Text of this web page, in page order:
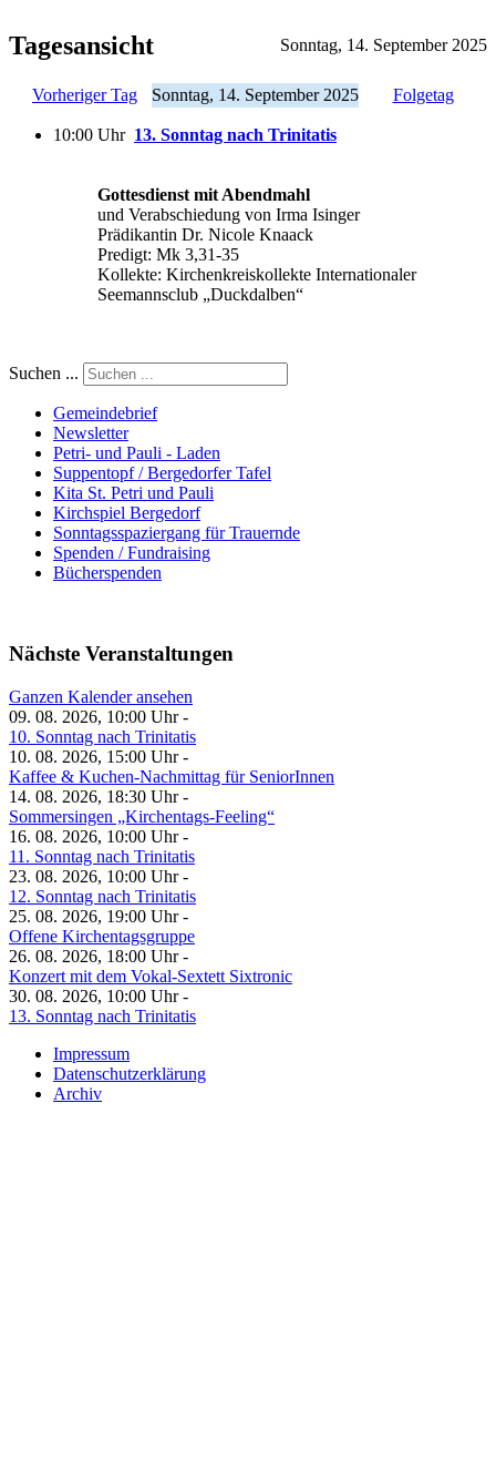
Tagesansicht Sonntag, 14. September 2025
Vorheriger Tag Sonntag, 14. September 2025 Folgetag
10:00 Uhr 13. Sonntag nach Trinitatis
Gottesdienst mit Abendmahl
und Verabschiedung von Irma Isinger
Prädikantin Dr. Nicole Knaack
Predigt: Mk 3,31-35
Kollekte: Kirchenkreiskollekte Internationaler
Seemannsclub „Duckdalben“
Suchen ...
Gemeindebrief
Newsletter
Petri- und Pauli - Laden
Suppentopf / Bergedorfer Tafel
Kita St. Petri und Pauli
Kirchspiel Bergedorf
Sonntagsspaziergang für Trauernde
Spenden / Fundraising
Bücherspenden
Nächste Veranstaltungen
Ganzen Kalender ansehen
09. 08. 2026, 10:00 Uhr -
10. Sonntag nach Trinitatis
10. 08. 2026, 15:00 Uhr -
Kaffee & Kuchen-Nachmittag für SeniorInnen
14. 08. 2026, 18:30 Uhr -
Sommersingen „Kirchentags-Feeling“
16. 08. 2026, 10:00 Uhr -
11. Sonntag nach Trinitatis
23. 08. 2026, 10:00 Uhr -
12. Sonntag nach Trinitatis
25. 08. 2026, 19:00 Uhr -
Offene Kirchentagsgruppe
26. 08. 2026, 18:00 Uhr -
Konzert mit dem Vokal-Sextett Sixtronic
30. 08. 2026, 10:00 Uhr -
13. Sonntag nach Trinitatis
Impressum
Datenschutzerklärung
Archiv